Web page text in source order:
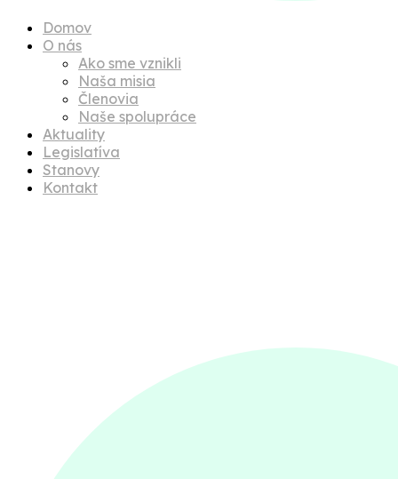
Domov
O nás
Ako sme vznikli
Naša misia
Členovia
Naše spolupráce
Aktuality
Legislatíva
Stanovy
Kontakt